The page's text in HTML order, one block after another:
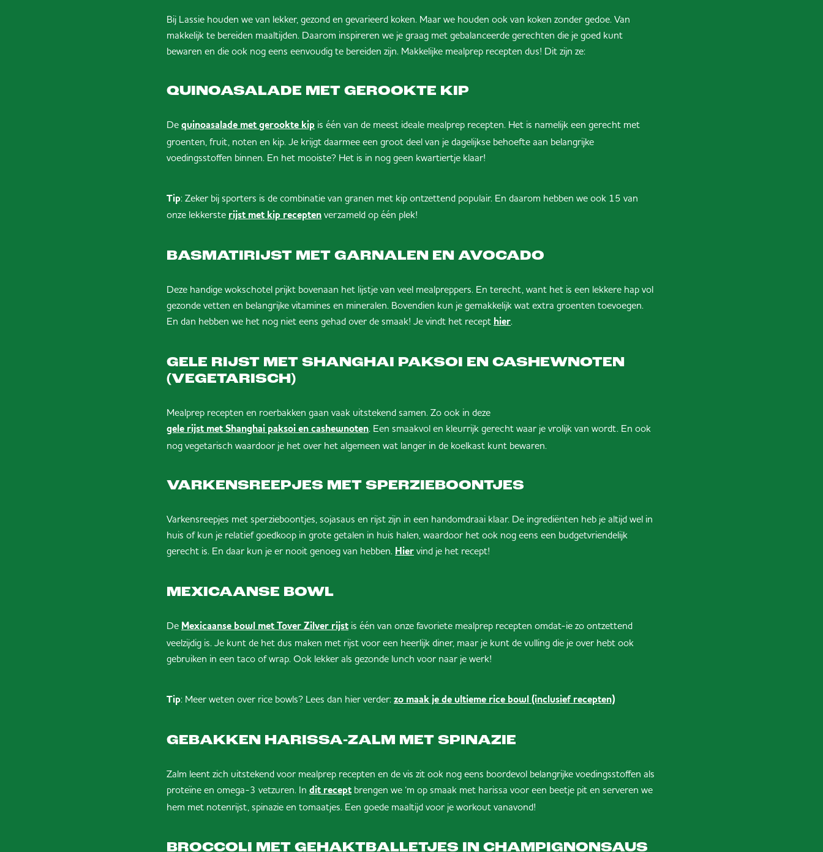
Bij Lassie houden we van lekker, gezond en gevarieerd koken. Maar we houden ook van koken zonder gedoe. Van
makkelijk te bereiden maaltijden. Daarom inspireren we je graag met gebalanceerde gerechten die je goed kunt
bewaren en die ook nog eens eenvoudig te bereiden zijn. Makkelijke mealprep recepten dus! Dit zijn ze:
QUINOASALADE MET GEROOKTE KIP
De quinoasalade met gerookte kip is één van de meest ideale mealprep recepten. Het is namelijk een gerecht met
groenten, fruit, noten en kip. Je krijgt daarmee een groot deel van je dagelijkse behoefte aan belangrijke
voedingsstoffen binnen. En het mooiste? Het is in nog geen kwartiertje klaar!
Tip: Zeker bij sporters is de combinatie van granen met kip ontzettend populair. En daarom hebben we ook 15 van
onze lekkerste rijst met kip recepten verzameld op één plek!
BASMATIRIJST MET GARNALEN EN AVOCADO
Deze handige wokschotel prijkt bovenaan het lijstje van veel mealpreppers. En terecht, want het is een lekkere hap vol
gezonde vetten en belangrijke vitamines en mineralen. Bovendien kun je gemakkelijk wat extra groenten toevoegen.
En dan hebben we het nog niet eens gehad over de smaak! Je vindt het recept hier.
GELE RIJST MET SHANGHAI PAKSOI EN CASHEWNOTEN
(VEGETARISCH)
Mealprep recepten en roerbakken gaan vaak uitstekend samen. Zo ook in deze
gele rijst met Shanghai paksoi en cashewnoten. Een smaakvol en kleurrijk gerecht waar je vrolijk van wordt. En ook
nog vegetarisch waardoor je het over het algemeen wat langer in de koelkast kunt bewaren.
VARKENSREEPJES MET SPERZIEBOONTJES
Varkensreepjes met sperzieboontjes, sojasaus en rijst zijn in een handomdraai klaar. De ingrediënten heb je altijd wel in
huis of kun je relatief goedkoop in grote getalen in huis halen, waardoor het ook nog eens een budgetvriendelijk
gerecht is. En daar kun je er nooit genoeg van hebben. Hier vind je het recept!
MEXICAANSE BOWL
De Mexicaanse bowl met Tover Zilver rijst is één van onze favoriete mealprep recepten omdat-ie zo ontzettend
veelzijdig is. Je kunt de het dus maken met rijst voor een heerlijk diner, maar je kunt de vulling die je over hebt ook
gebruiken in een taco of wrap. Ook lekker als gezonde lunch voor naar je werk!
Tip: Meer weten over rice bowls? Lees dan hier verder: zo maak je de ultieme rice bowl (inclusief recepten)
GEBAKKEN HARISSA-ZALM MET SPINAZIE
Zalm leent zich uitstekend voor mealprep recepten en de vis zit ook nog eens boordevol belangrijke voedingsstoffen als
proteïne en omega-3 vetzuren. In dit recept brengen we ‘m op smaak met harissa voor een beetje pit en serveren we
hem met notenrijst, spinazie en tomaatjes. Een goede maaltijd voor je workout vanavond!
BROCCOLI MET GEHAKTBALLETJES IN CHAMPIGNONSAUS